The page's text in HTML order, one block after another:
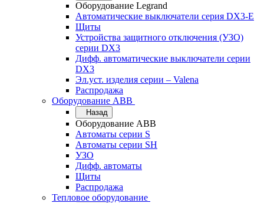
Оборудование Legrand
Автоматические выключатели серия DX3-E
Щиты
Устройства защитного отключения (УЗО)
серии DX3
Дифф. автоматические выключатели серии
DX3
Эл.уст. изделия серии – Valena
Распродажа
Оборудование АВВ
Назад
Оборудование АВВ
Автоматы серии S
Автоматы серии SH
УЗО
Дифф. автоматы
Щиты
Распродажа
Тепловое оборудование